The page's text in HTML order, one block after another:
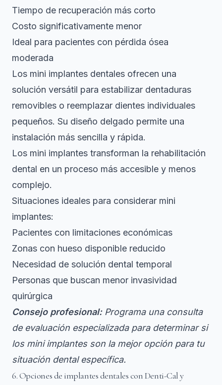
Tiempo de recuperación más corto
Costo significativamente menor
Ideal para pacientes con pérdida ósea
moderada
Los mini implantes dentales ofrecen una
solución versátil para estabilizar dentaduras
removibles o reemplazar dientes individuales
pequeños. Su diseño delgado permite una
instalación más sencilla y rápida.
Los mini implantes transforman la rehabilitación
dental en un proceso más accesible y menos
complejo.
Situaciones ideales para considerar mini
implantes:
Pacientes con limitaciones económicas
Zonas con hueso disponible reducido
Necesidad de solución dental temporal
Personas que buscan menor invasividad
quirúrgica
Consejo profesional: Programa una consulta
de evaluación especializada para determinar si
los mini implantes son la mejor opción para tu
situación dental específica.
6. Opciones de implantes dentales con Denti-Cal y